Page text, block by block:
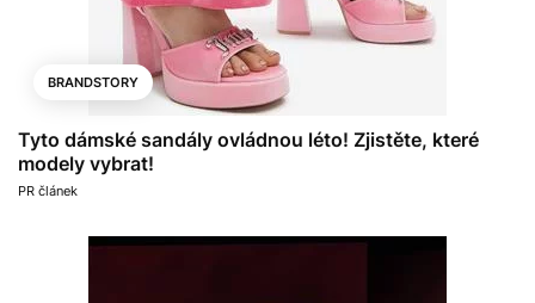
BRANDSTORY
Tyto dámské sandály ovládnou léto! Zjistěte, které
modely vybrat!
PR článek